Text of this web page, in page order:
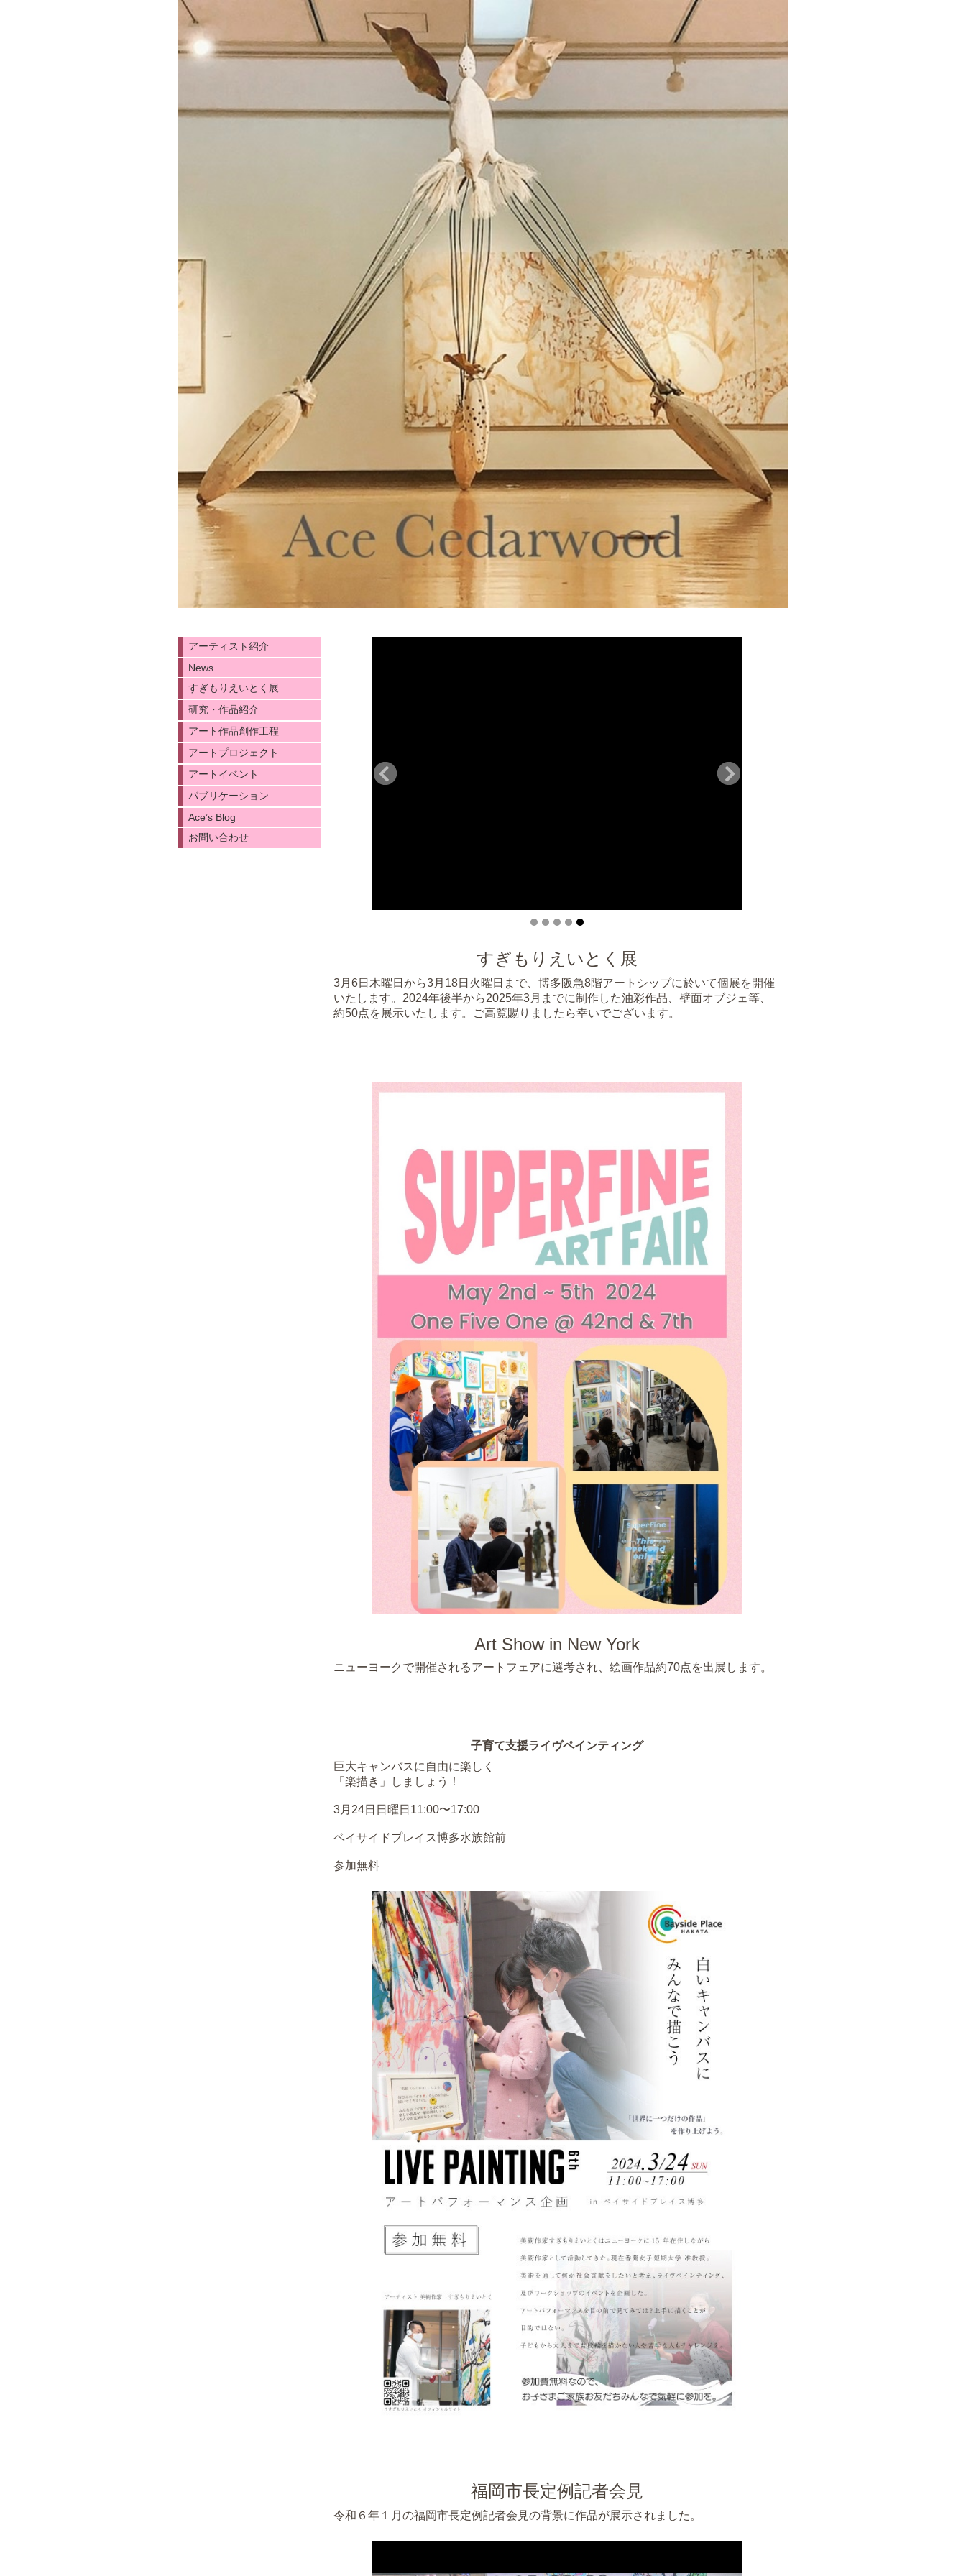
すぎもりえいとく展
3月6日木曜日から3月18日火曜日まで、博多阪急8階アートシップに於いて個展を開催
いたします。2024年後半から2025年3月までに制作した油彩作品、壁面オブジェ等、
約50点を展示いたします。ご高覧賜りましたら幸いでございます。
Art Show in New York
ニューヨークで開催されるアートフェアに選考され、絵画作品約70点を出展します。
子育て支援ライヴペインティング
巨大キャンバスに自由に楽しく
「楽描き」しましょう！
3月24日日曜日11:00〜17:00
ベイサイドプレイス博多水族館前
参加無料
福岡市長定例記者会見
令和６年１月の福岡市長定例記者会見の背景に作品が展示されました。
アーティスト紹介
News
すぎもりえいとく展
研究・作品紹介
アート作品創作工程
アートプロジェクト
アートイベント
パブリケーション
Ace’s Blog
お問い合わせ